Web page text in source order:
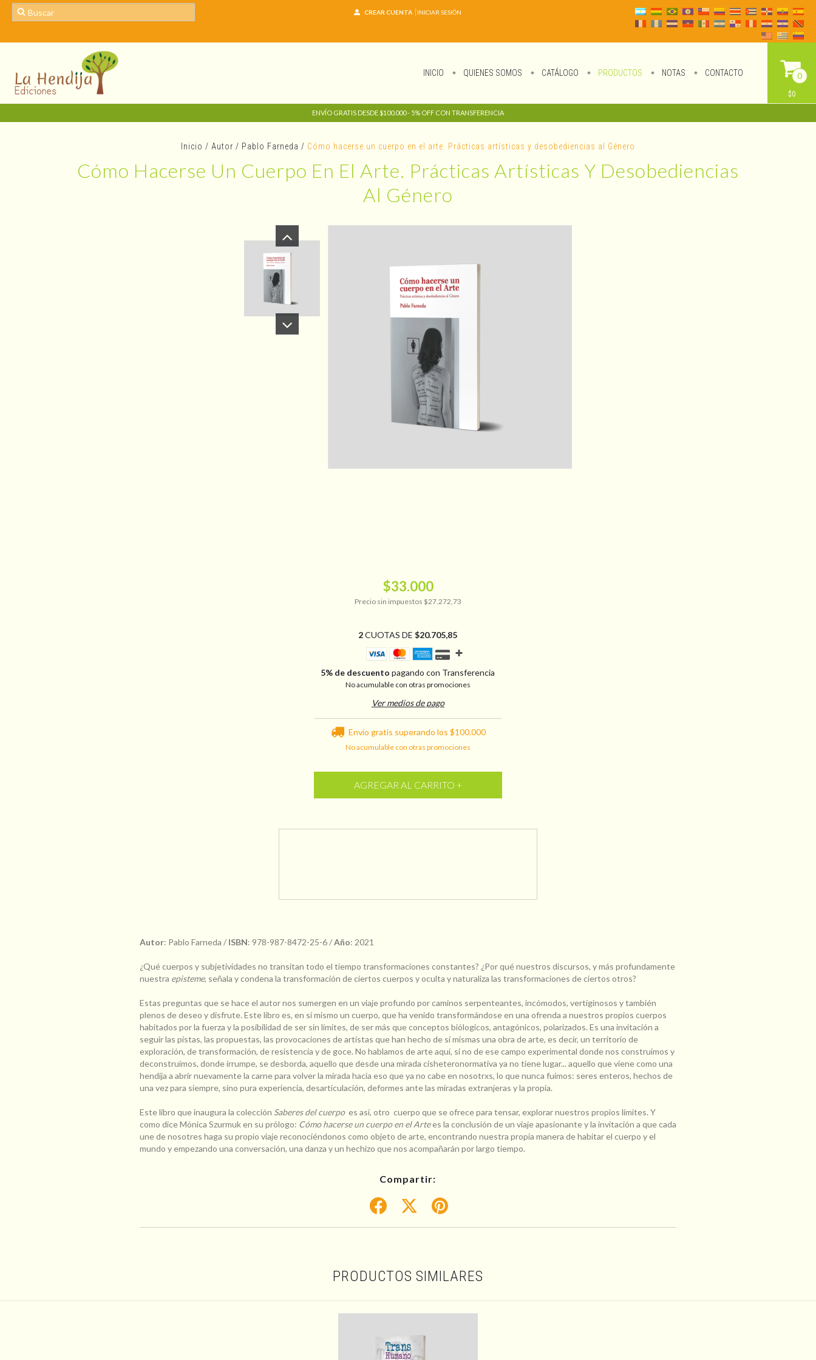
CREAR CUENTA INICIAR SESIÓN
INICIO QUIENES SOMOS CATÁLOGO PRODUCTOS NOTAS CONTACTO 0
$0
ENVÍO GRATIS DESDE $100.000 - 5% OFF CON TRANSFERENCIA
Inicio / Autor / Pablo Farneda / Cómo hacerse un cuerpo en el arte. Prácticas artísticas y desobediencias al Género
Cómo Hacerse Un Cuerpo En El Arte. Prácticas Artísticas Y Desobediencias
Al Género
$33.000
Precio sin impuestos $27.272,73
2CUOTAS DE$20.705,85
5% de descuento pagando con Transferencia
No acumulable con otras promociones
Ver medios de pago
Envío gratis superando los $100.000
No acumulable con otras promociones
Autor: Pablo Farneda / ISBN: 978-987-8472-25-6 /Año: 2021
¿Qué cuerpos y subjetividades no transitan todo el tiempo transformaciones constantes? ¿Por qué nuestros discursos, y más profundamente
nuestra episteme, señala y condena la transformación de ciertos cuerpos y oculta y naturaliza las transformaciones de ciertos otros?
Estas preguntas que se hace el autor nos sumergen en un viaje profundo por caminos serpenteantes, incómodos, vertiginosos y también
plenos de deseo y disfrute. Este libro es, en sí mismo un cuerpo, que ha venido transformándose en una ofrenda a nuestros propios cuerpos
habitados por la fuerza y la posibilidad de ser sin límites, de ser más que conceptos biólogicos, antagónicos, polarizados. Es una invitación a
seguir las pistas, las propuestas, las provocaciones de artistas que han hecho de sí mismas una obra de arte, es decir, un territorio de
exploración, de transformación, de resistencia y de goce. No hablamos de arte aquí, si no de ese campo experimental donde nos construimos y
deconstruimos, donde irrumpe, se desborda, aquello que desde una mirada cisheteronormativa ya no tiene lugar... aquello que viene como una
hendija a abrir nuevamente la carne para volver la mirada hacia eso que ya no cabe en nosotrxs, lo que nunca fuimos: seres enteros, hechos de
una vez para siempre, sino pura experiencia, desarticulación, deformes ante las miradas extranjeras y la propia.
Este libro que inaugura la colección Saberes del cuerpo es así, otro cuerpo que se ofrece para tensar, explorar nuestros propios límites. Y
como dice Mónica Szurmuk en su prólogo: Cómo hacerse un cuerpo en el Artees la conclusión de un viaje apasionante y la invitación a que cada
une de nosotres haga su propio viaje reconociéndonos como objeto de arte, encontrando nuestra propia manera de habitar el cuerpo y el
mundo y empezando una conversación, una danza y un hechizo que nos acompañarán por largo tiempo.
Compartir:
PRODUCTOS SIMILARES